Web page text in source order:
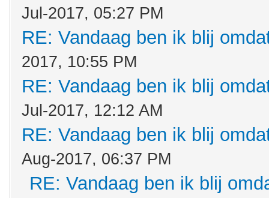
Jul-2017, 05:27 PM
RE: Vandaag ben ik blij
2017, 10:55 PM
RE: Vandaag ben ik blij
Jul-2017, 12:12 AM
RE: Vandaag ben ik blij
Aug-2017, 06:37 PM
RE: Vandaag ben ik blij